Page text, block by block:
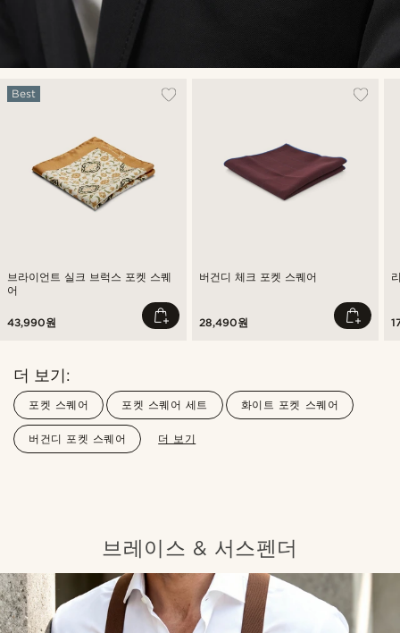
브라이언트 실크 브럭스 포켓 스퀘
어
Best
43,990원
버건디 체크 포켓 스퀘어
28,490원
더 보기:
포켓 스퀘어 포켓 스퀘어 세트 화이트 포켓 스퀘어
버건디 포켓 스퀘어 더 보기
브레이스 & 서스펜더